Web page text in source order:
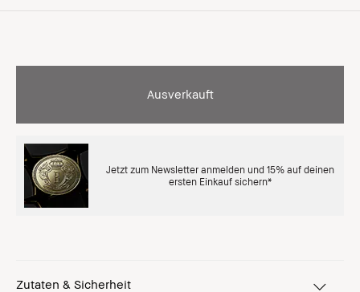
Ausverkauft
Jetzt zum Newsletter anmelden und 15% auf deinen
ersten Einkauf sichern*
Zutaten & Sicherheit